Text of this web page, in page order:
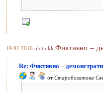
19.01.2016 plotnikk Фиктивно –
Re: Фиктивно –
от Старобогатова